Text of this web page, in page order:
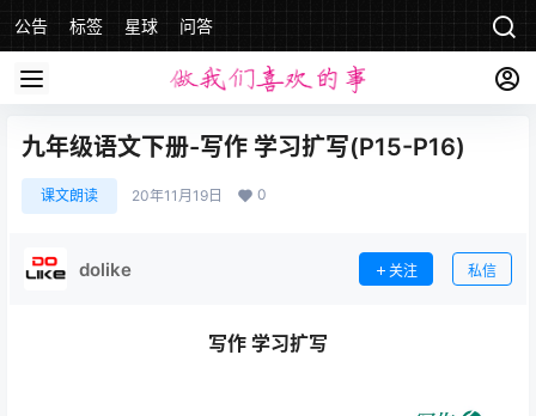
公告 标签 星球 问答
九年级语文下册-写作 学习扩写(P15-P16)
课文朗读 20年11月19日 0
dolike 关注 私信
写作 学习扩写